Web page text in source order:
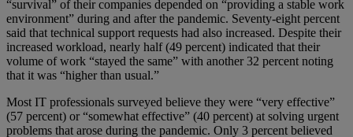
“survival” of their companies depended on “providing a stable work
environment” during and after the pandemic. Seventy-eight percent
said that technical support requests had also increased. Despite their
increased workload, nearly half (49 percent) indicated that their
volume of work “stayed the same” with another 32 percent noting
that it was “higher than usual.”
Most IT professionals surveyed believe they were “very effective”
(57 percent) or “somewhat effective” (40 percent) at solving urgent
problems that arose during the pandemic. Only 3 percent believed